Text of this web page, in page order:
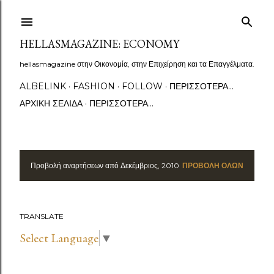
HELLASMAGAZINE: ECONOMY
hellasmagazine στην Οικονομία, στην Επιχείρηση και τα Επαγγέλματα.
ALBELINK FASHION FOLLOW
ΠΕΡΙΣΣΌΤΕΡΑ…
ΑΡΧΙΚΉ ΣΕΛΊΔΑ
ΠΕΡΙΣΣΌΤΕΡΑ…
Α
α
ρ
Προβολή αναρτήσεων από Δεκέμβριος, 2010 ΠΡΟΒΟΛΉ ΌΛΩΝ
TRANSLATE
Select Language ▼